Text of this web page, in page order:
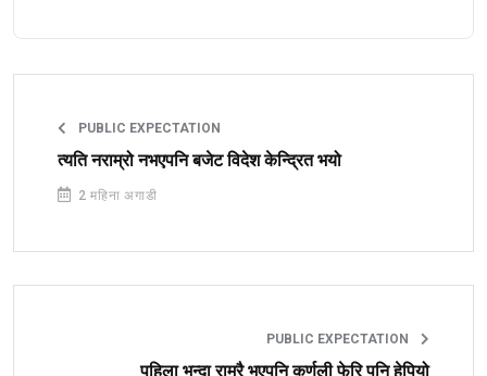
PUBLIC EXPECTATION
त्यति नराम्रो नभएपनि बजेट विदेश केन्द्रित भयो
2 महिना अगाडी
PUBLIC EXPECTATION